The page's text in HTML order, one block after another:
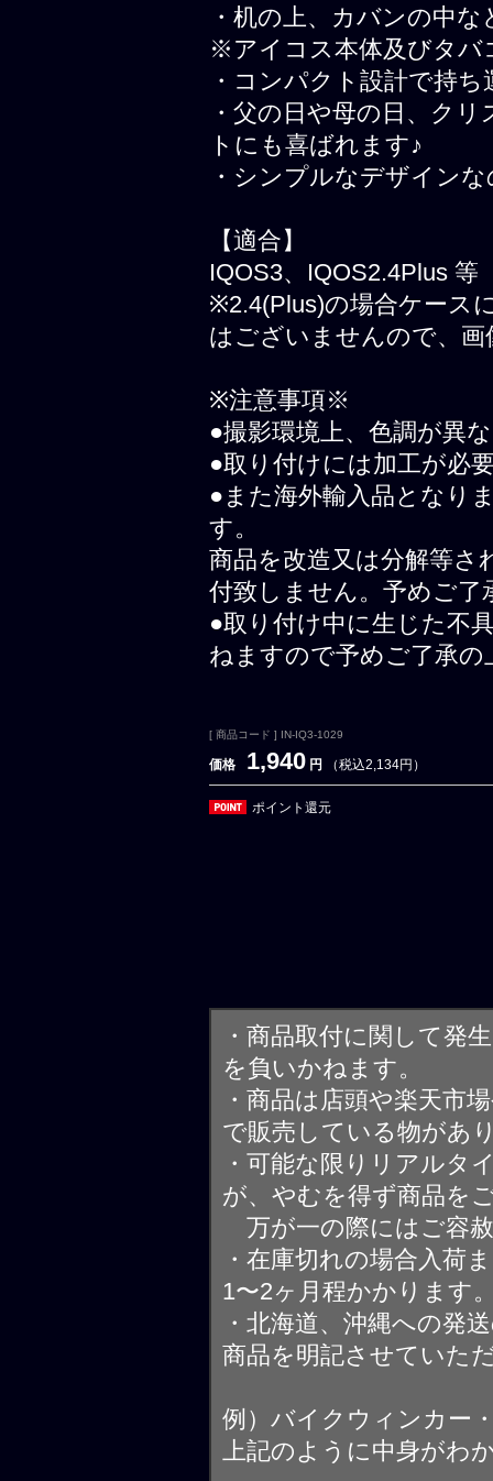
・机の上、カバンの中
※アイコス本体及びタバ
・コンパクト設計で持
・父の日や母の日、ク
トにも喜ばれます♪
・シンプルなデザイン
【適合】
IQOS3、IQOS2.4Plus 等
※2.4(Plus)の場合ケース
はございませんので、
※注意事項※
●撮影環境上、色調が異
●取り付けには加工が必
●また海外輸入品となり
す。
商品を改造又は分解等さ
付致しません。予めご了
●取り付け中に生じた不
ねますので予めご了承
[ 商品コード ] IN-IQ3-1029
価格 1,940 円 （税込2,134円）
ポイント還元
・商品取付に関して発
を負いかねます。
・商品は店頭や楽天市
で販売している物があ
・可能な限りリアルタ
が、やむを得ず商品を
万が一の際にはご容
・在庫切れの場合入荷
1〜2ヶ月程かかります
・北海道、沖縄への発
商品を明記させていた
例）バイクウィンカー
上記のように中身がわ